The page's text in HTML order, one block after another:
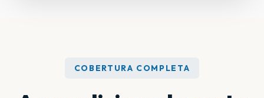
COBERTURA COMPLETA